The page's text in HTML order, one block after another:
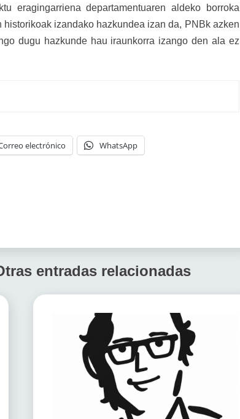
eragingarriena departamentuaren aldeko borroka
izandako hazkundea izan da, PNBk azken
dugu hazkunde hau iraunkorra izango den ala ez
electrónico WhatsApp
entradas relacionadas